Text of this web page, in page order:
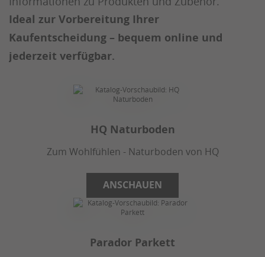
Ideal zur Vorbereitung Ihrer
Kaufentscheidung – bequem online und
jederzeit verfügbar.
HQ Naturboden
Zum Wohlfühlen - Naturboden von HQ
ANSCHAUEN
Parador Parkett